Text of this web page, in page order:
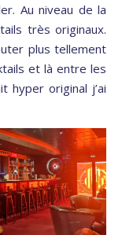
Au niveau de la
très originaux.
plus tellement
et là entre les
original j’ai